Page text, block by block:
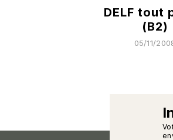
DELF tout
(B2)
05/11/